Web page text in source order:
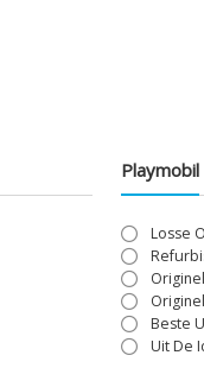
Playmobil
Losse
Beste
Uit De